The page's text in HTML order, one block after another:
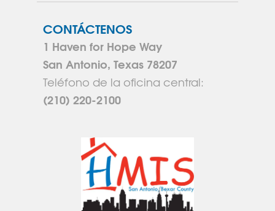
CONTÁCTENOS
1 Haven for Hope Way
San Antonio, Texas 78207
Teléfono de la oficina central:
(210) 220-2100